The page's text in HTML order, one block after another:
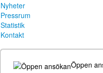
Nyheter
Pressrum
Statistik
Kontakt
Öppen